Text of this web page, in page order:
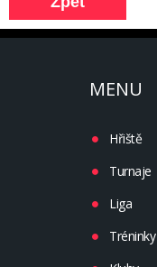
MENU
Hřiště
Turnaje
Liga
Tréninky